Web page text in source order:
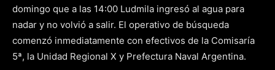
domingo que a las 14:00 Ludmila ingresó al agua para
nadar y no volvió a salir. El operativo de búsqueda
comenzó inmediatamente con efectivos de la Comisaría
5ª, la Unidad Regional X y Prefectura Naval Argentina.